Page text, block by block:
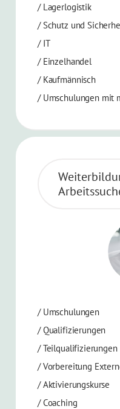
/ Lagerlogistik
/Schutz und
/ IT
/ Einzelhandel
/ Kaufmännisch
/ Umschulungen mit
/ Umschulungen
/Qualifizierungen
/Teilqualifizierungen
/Vorbereitung
/Aktivierungskurse
/ Coaching